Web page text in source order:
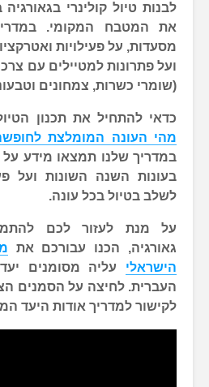
לבנות טיול קולינרי
את המטבח המקומי.
מסעדות, על פעילויות
ועל פתרונות למטיילים עם
(שומרי כשרות, צמחונים
כדאי להתחיל את תכנון
מהי העונה המומלצת
במדריך שלנו תמצאו מידע על
בעונות השנה השונות ועל
לשלב בטיול בכל עונה.
על מנת לעזור לכם
גאורגיה, הכנו עבורכם את
הישראלי עליה מסומנים
העברית. לחיצה על הסמנים
לקישור למדריך אודות היעד